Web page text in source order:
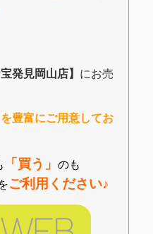
発見岡山店】 にお売
豊富にご用意してお
「買う」 のも
ご利用ください♪